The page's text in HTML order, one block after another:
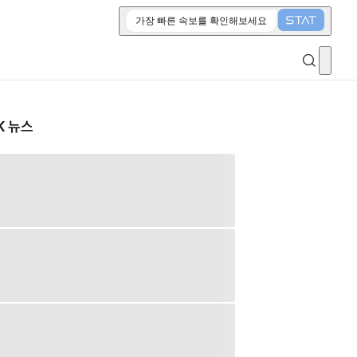
가장 빠른 속보를 확인해보세요
뉴스